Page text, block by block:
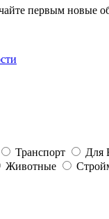
первым новые
Транспорт Для
Животные